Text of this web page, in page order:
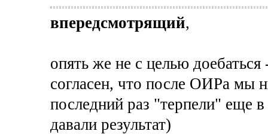
впередсмотрящий,
опять же не с целью
согласен, что после ОИРа мы
последний раз "терпели" еще
давали результат)